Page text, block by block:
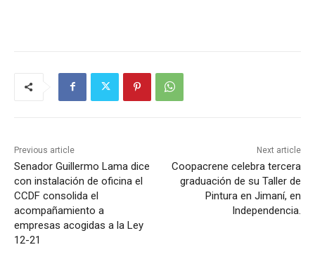
Previous article
Senador Guillermo Lama dice
con instalación de oficina el
CCDF consolida el
acompañamiento a
empresas acogidas a la Ley
12-21
Next article
Coopacrene celebra tercera
graduación de su Taller de
Pintura en Jimaní, en
Independencia.